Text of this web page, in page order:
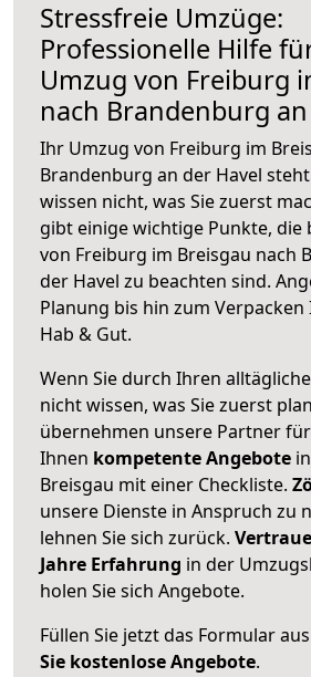
Stressfreie Umzüge:
Professionelle Hilfe
Umzug von Freiburg
nach Brandenburg
Ihr Umzug von Freiburg im
Brandenburg an der Havel
wissen nicht, was Sie zuerst
gibt einige wichtige Punkte, die
von Freiburg im Breisgau nach
der Havel zu beachten sind.
Planung bis hin zum
Hab & Gut.
Wenn Sie durch Ihren
nicht wissen, was Sie zuerst
übernehmen unsere Partner
Ihnen kompetente Angebote
Breisgau mit einer Checkliste.
unsere Dienste in Anspruch zu
lehnen Sie sich zurück.
Jahre Erfahrung in der
holen Sie sich Angebote.
Füllen Sie jetzt das Formular
Sie kostenlose Angebote.